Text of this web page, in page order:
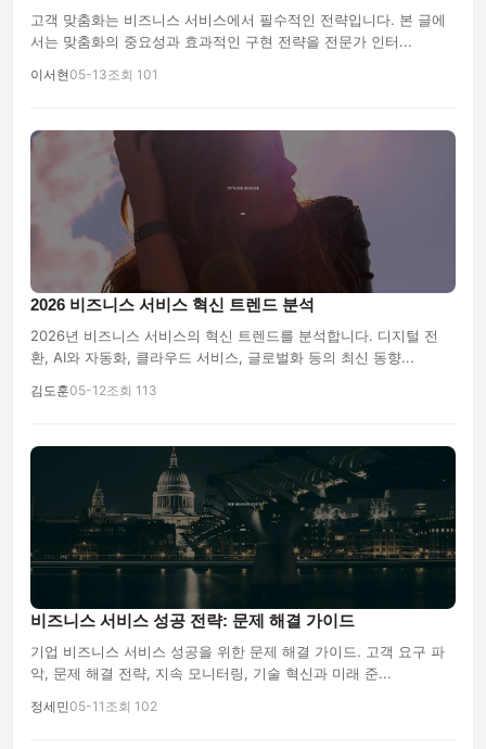
고객 맞춤화는 비즈니스 서비스에서 필수적인 전략입니다. 본 글에
서는 맞춤화의 중요성과 효과적인 구현 전략을 전문가 인터...
이서현05-13조회 101
2026 비즈니스 서비스 혁신 트렌드 분석
2026년 비즈니스 서비스의 혁신 트렌드를 분석합니다. 디지털 전
환, AI와 자동화, 클라우드 서비스, 글로벌화 등의 최신 동향...
김도훈05-12조회 113
비즈니스 서비스 성공 전략: 문제 해결 가이드
기업 비즈니스 서비스 성공을 위한 문제 해결 가이드. 고객 요구 파
악, 문제 해결 전략, 지속 모니터링, 기술 혁신과 미래 준...
정세민05-11 조회 102